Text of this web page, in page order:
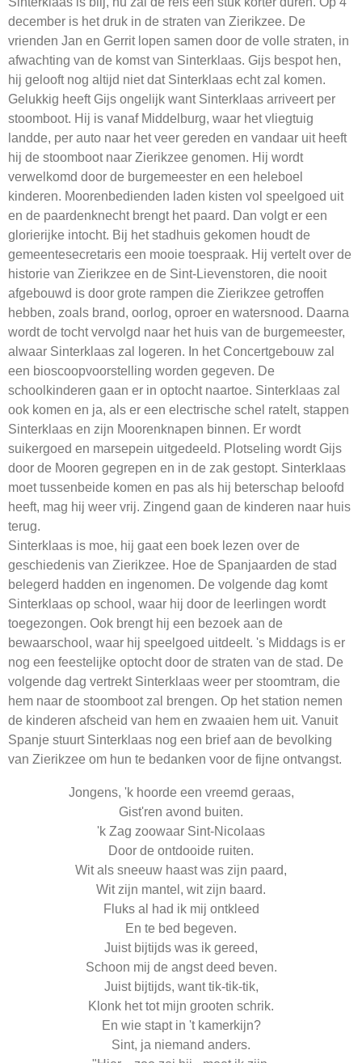
december is het druk in de straten van Zierikzee. De
vrienden Jan en Gerrit lopen samen door de volle straten, in
afwachting van de komst van Sinterklaas. Gijs bespot hen,
hij gelooft nog altijd niet dat Sinterklaas echt zal komen.
Gelukkig heeft Gijs ongelijk want Sinterklaas arriveert per
stoomboot. Hij is vanaf Middelburg, waar het vliegtuig
landde, per auto naar het veer gereden en vandaar uit heeft
hij de stoomboot naar Zierikzee genomen. Hij wordt
verwelkomd door de burgemeester en een heleboel
kinderen. Moorenbedienden laden kisten vol speelgoed uit
en de paardenknecht brengt het paard. Dan volgt er een
glorierijke intocht. Bij het stadhuis gekomen houdt de
gemeentesecretaris een mooie toespraak. Hij vertelt over de
historie van Zierikzee en de Sint-Lievenstoren, die nooit
afgebouwd is door grote rampen die Zierikzee getroffen
hebben, zoals brand, oorlog, oproer en watersnood. Daarna
wordt de tocht vervolgd naar het huis van de burgemeester,
alwaar Sinterklaas zal logeren. In het Concertgebouw zal
een bioscoopvoorstelling worden gegeven. De
schoolkinderen gaan er in optocht naartoe. Sinterklaas zal
ook komen en ja, als er een electrische schel ratelt, stappen
Sinterklaas en zijn Moorenknapen binnen. Er wordt
suikergoed en marsepein uitgedeeld. Plotseling wordt Gijs
door de Mooren gegrepen en in de zak gestopt. Sinterklaas
moet tussenbeide komen en pas als hij beterschap beloofd
heeft, mag hij weer vrij. Zingend gaan de kinderen naar huis
terug.
Sinterklaas is moe, hij gaat een boek lezen over de
geschiedenis van Zierikzee. Hoe de Spanjaarden de stad
belegerd hadden en ingenomen. De volgende dag komt
Sinterklaas op school, waar hij door de leerlingen wordt
toegezongen. Ook brengt hij een bezoek aan de
bewaarschool, waar hij speelgoed uitdeelt. 's Middags is er
nog een feestelijke optocht door de straten van de stad. De
volgende dag vertrekt Sinterklaas weer per stoomtram, die
hem naar de stoomboot zal brengen. Op het station nemen
de kinderen afscheid van hem en zwaaien hem uit. Vanuit
Spanje stuurt Sinterklaas nog een brief aan de bevolking
van Zierikzee om hun te bedanken voor de fijne ontvangst.
Jongens, 'k hoorde een vreemd geraas,
Gist'ren avond buiten.
'k Zag zoowaar Sint-Nicolaas
Door de ontdooide ruiten.
Wit als sneeuw haast was zijn paard,
Wit zijn mantel, wit zijn baard.
Fluks al had ik mij ontkleed
En te bed begeven.
Juist bijtijds was ik gereed,
Schoon mij de angst deed beven.
Juist bijtijds, want tik-tik-tik,
Klonk het tot mijn grooten schrik.
En wie stapt in 't kamerkijn?
Sint, ja niemand anders.